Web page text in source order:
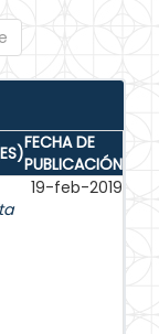
FECHA DE
PUBLICACIÓN
19-feb-2019